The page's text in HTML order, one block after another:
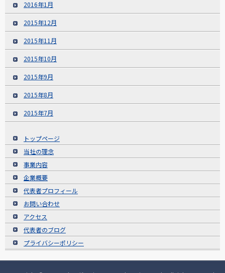
2016年1月
2015年12月
2015年11月
2015年10月
2015年9月
2015年8月
2015年7月
トップページ
当社の理念
事業内容
企業概要
代表者プロフィール
お問い合わせ
アクセス
代表者のブログ
プライバシーポリシー